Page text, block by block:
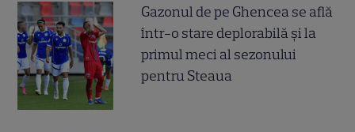
Gazonul de pe Ghencea se află
într-o stare deplorabilă și la
primul meci al sezonului
pentru Steaua